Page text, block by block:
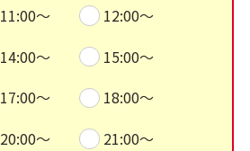
11:00～
12:00～
14:00～
15:00～
17:00～
18:00～
20:00～
21:00～